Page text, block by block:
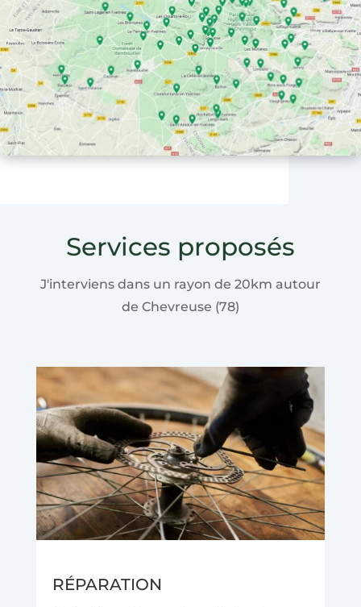
Services proposés
J'interviens dans un rayon de 20km autour
de Chevreuse (78)
RÉPARATION